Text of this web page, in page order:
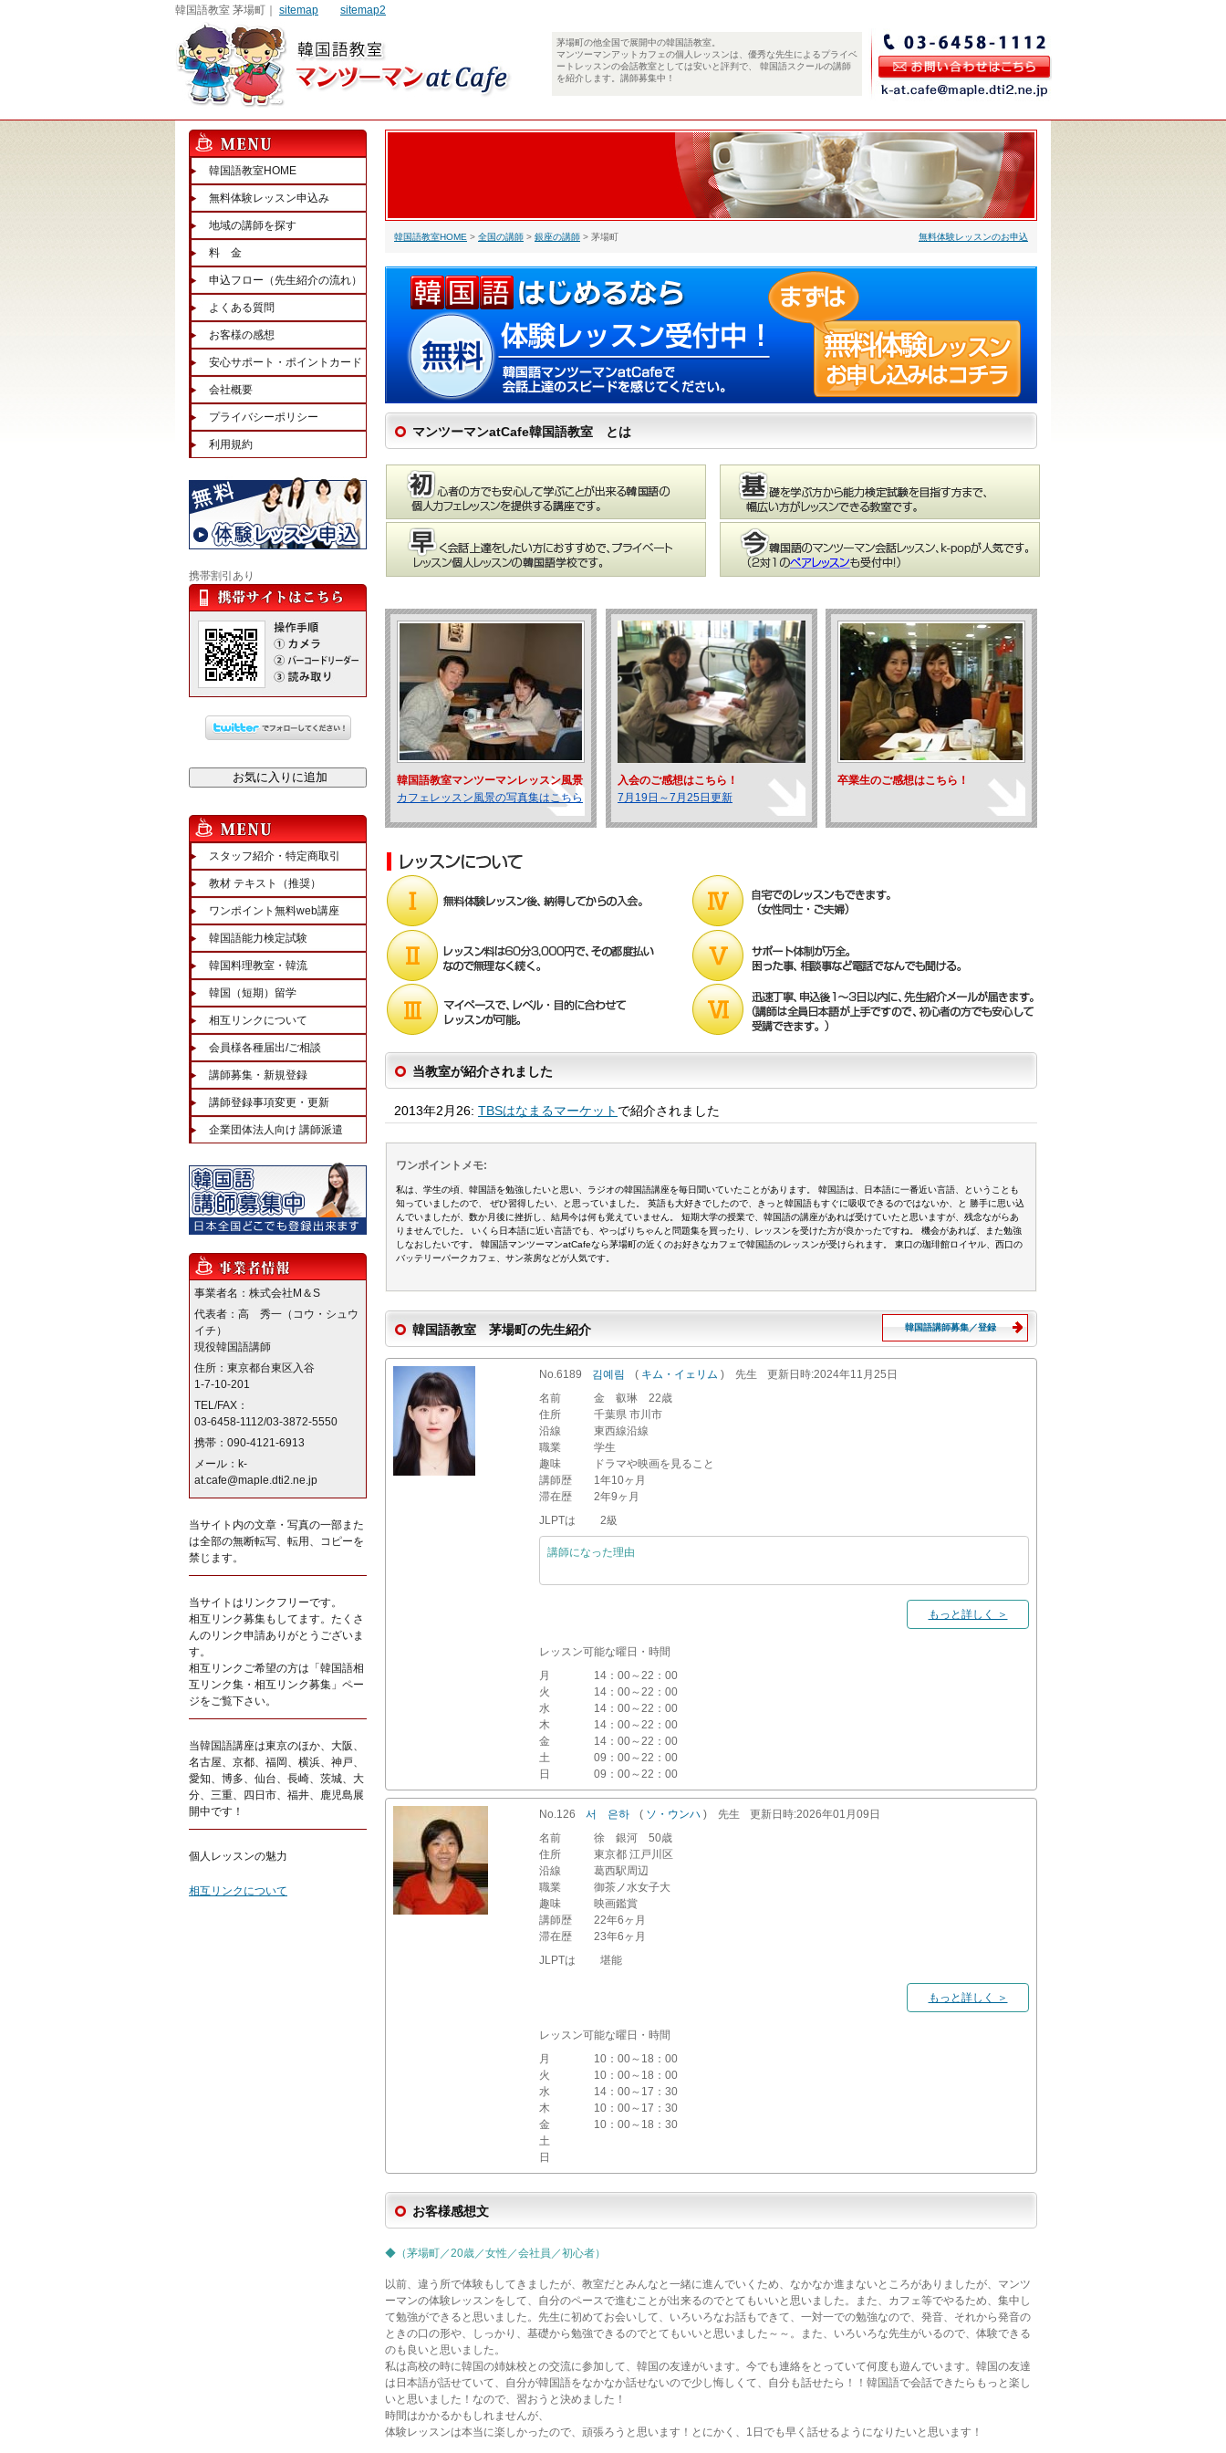
韓国語教室 茅場町｜ sitemap sitemap2
茅場町の他全国で展開中の韓国語教室。
マンツーマンアットカフェの個人レッスンは、優秀な先生によるプライベ
ートレッスンの会話教室としては安いと評判で、 韓国語スクールの講師
を紹介します。講師募集中！
韓国語教室HOME > 全国の講師 > 銀座の講師 > 茅場町 無料体験レッスンのお申込
マンツーマンatCafe韓国語教室 とは
韓国語教室マンツーマンレッスン風景
カフェレッスン風景の写真集はこちら
入会のご感想はこちら！
7月19日～7月25日更新
卒業生のご感想はこちら！
当教室が紹介されました
2013年2月26: TBSはなまるマーケット で紹介されました
ワンポイントメモ:
私は、学生の頃、韓国語を勉強したいと思い、ラジオの韓国語講座を毎日聞いていたことがあります。 韓国語は、日本語に一番近い言語、ということも
知っていましたので、 ぜひ習得したい、と思っていました。 英語も大好きでしたので、きっと韓国語もすぐに吸収できるのではないか、と 勝手に思い込
んでいましたが、数か月後に挫折し、結局今は何も覚えていません。 短期大学の授業で、韓国語の講座があれば受けていたと思いますが、残念ながらあ
りませんでした。 いくら日本語に近い言語でも、やっぱりちゃんと問題集を買ったり、レッスンを受けた方が良かったですね。 機会があれば、また勉強
しなおしたいです。 韓国語マンツーマンatCafeなら茅場町の近くのお好きなカフェで韓国語のレッスンが受けられます。 東口の珈琲館ロイヤル、西口の
バッテリーパークカフェ、サン茶房などが人気です。
韓国語教室 茅場町の先生紹介 韓国語講師募集／登録
No.6189 김예림 ( キム・イェリム ) 先生 更新日時:2024年11月25日
名前
金 叡琳 22歳
住所
千葉県 市川市
沿線
東西線沿線
職業
学生
趣味
ドラマや映画を見ること
講師歴
1年10ヶ月
滞在歴
2年9ヶ月
JLPTは 2級
講師になった理由
もっと詳しく ＞
レッスン可能な曜日・時間
月
14：00～22：00
火
14：00～22：00
水
14：00～22：00
木
14：00～22：00
金
14：00～22：00
土
09：00～22：00
日
09：00～22：00
No.126 서 은하 ( ソ・ウンハ ) 先生 更新日時:2026年01月09日
名前
徐 銀河 50歳
住所
東京都 江戸川区
沿線
葛西駅周辺
職業
御茶ノ水女子大
趣味
映画鑑賞
講師歴
22年6ヶ月
滞在歴
23年6ヶ月
JLPTは 堪能
もっと詳しく ＞
レッスン可能な曜日・時間
月
10：00～18：00
火
10：00～18：00
水
14：00～17：30
木
10：00～17：30
金
10：00～18：30
土
日
お客様感想文
◆（茅場町／20歳／女性／会社員／初心者）
以前、違う所で体験もしてきましたが、教室だとみんなと一緒に進んでいくため、なかなか進まないところがありましたが、マンツ
ーマンの体験レッスンをして、自分のペースで進むことが出来るのでとてもいいと思いました。また、カフェ等でやるため、集中し
て勉強ができると思いました。先生に初めてお会いして、いろいろなお話もできて、一対一での勉強なので、発音、それから発音の
ときの口の形や、しっかり、基礎から勉強できるのでとてもいいと思いました～～。また、いろいろな先生がいるので、体験できる
のも良いと思いました。
私は高校の時に韓国の姉妹校との交流に参加して、韓国の友達がいます。今でも連絡をとっていて何度も遊んでいます。韓国の友達
は日本語が話せていて、自分が韓国語をなかなか話せないので少し悔しくて、自分も話せたら！！韓国語で会話できたらもっと楽し
いと思いました！なので、習おうと決めました！
時間はかかるかもしれませんが、
体験レッスンは本当に楽しかったので、頑張ろうと思います！とにかく、1日でも早く話せるようになりたいと思います！
韓国語教室HOME
無料体験レッスン申込み
地域の講師を探す
料 金
申込フロー（先生紹介の流れ）
よくある質問
お客様の感想
安心サポート・ポイントカード
会社概要
プライバシーポリシー
利用規約
携帯割引あり
スタッフ紹介・特定商取引
教材 テキスト（推奨）
ワンポイント無料web講座
韓国語能力検定試験
韓国料理教室・韓流
韓国（短期）留学
相互リンクについて
会員様各種届出/ご相談
講師募集・新規登録
講師登録事項変更・更新
企業団体法人向け 講師派遣
事業者名：株式会社M＆S
代表者：高 秀一（コウ・シュウ
イチ）
現役韓国語講師
住所：東京都台東区入谷
1-7-10-201
TEL/FAX：
03-6458-1112/03-3872-5550
携帯：090-4121-6913
メール：k-
at.cafe@maple.dti2.ne.jp
当サイト内の文章・写真の一部また
は全部の無断転写、転用、コピーを
禁じます。
当サイトはリンクフリーです。
相互リンク募集もしてます。たくさ
んのリンク申請ありがとうございま
す。
相互リンクご希望の方は「韓国語相
互リンク集・相互リンク募集」ペー
ジをご覧下さい。
当韓国語講座は東京のほか、大阪、
名古屋、京都、福岡、横浜、神戸、
愛知、博多、仙台、長崎、茨城、大
分、三重、四日市、福井、鹿児島展
開中です！
個人レッスンの魅力
相互リンクについて